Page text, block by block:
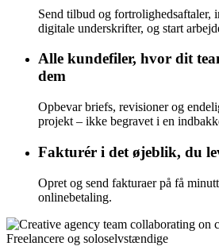
Send tilbud og fortrolighedsaftaler,
digitale underskrifter, og start
Alle kundefiler, hvor dit
dem
Opbevar briefs, revisioner og
projekt – ikke begravet i en
Fakturér i det øjeblik, du
Opret og send fakturaer på få
onlinebetaling.
Freelancere og soloselvstændige